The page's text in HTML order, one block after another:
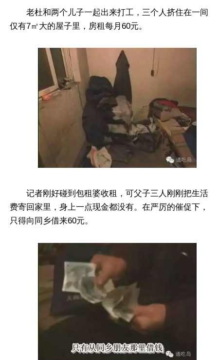
老杜和两个儿子一起出来打工，三个人挤住在一间
仅有7㎡大的屋子里，房租每月60元。
记者刚好碰到包租婆收租，可父子三人刚刚把生活
费寄回家里，身上一点现金都没有。在严厉的催促下，
只得向同乡借来60元。